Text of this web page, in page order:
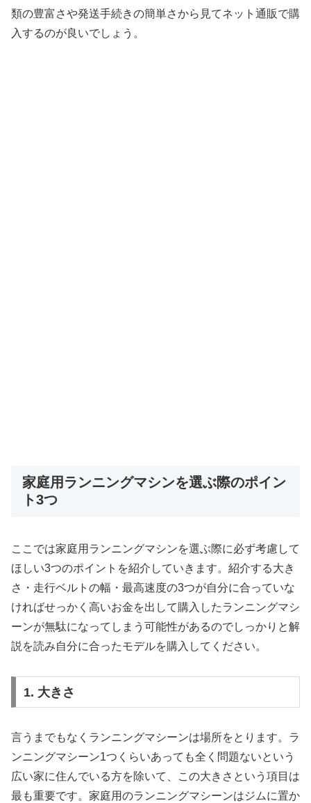
類の豊富さや発送手続きの簡単さから見てネット通販で購
入するのが良いでしょう。
家庭用ランニングマシンを選ぶ際のポイン
ト3つ
ここでは家庭用ランニングマシンを選ぶ際に必ず考慮して
ほしい3つのポイントを紹介していきます。紹介する大き
さ・走行ベルトの幅・最高速度の3つが自分に合っていな
ければせっかく高いお金を出して購入したランニングマシ
ーンが無駄になってしまう可能性があるのでしっかりと解
説を読み自分に合ったモデルを購入してください。
1. 大きさ
言うまでもなくランニングマシーンは場所をとります。ラ
ンニングマシーン1つくらいあっても全く問題ないという
広い家に住んでいる方を除いて、この大きさという項目は
最も重要です。家庭用のランニングマシーンはジムに置か